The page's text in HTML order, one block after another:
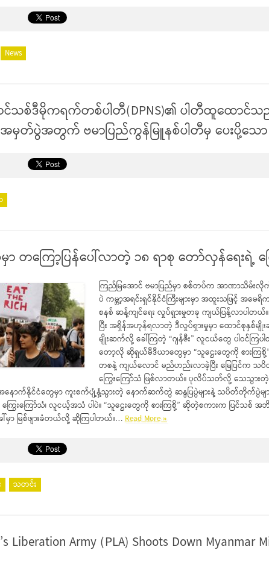
News
သစ်ဒီမိုကရက်တစ်ပါတီ(DPNS)၏ ပါတီထူထောင်သ
မှတ်ပွဲအတွက် ဗမာပြည်ကွန်မြူနစ်ပါတီမှ ပေးပို့သ
မှာ တကြော့ပြန်ပေါ်လာတဲ့ ၁၈ ရာစု တော်လှန်ရေးရဲ့
ကြည်မြအောင် ဗမာပြည်မှာ စစ်တပ်က အာဏာသိမ်းလို
ပဲ ကမ္ဘာ့အရင်းရှင်နိုင်ငံကြီးများမှာ အထူးသဖြင့် အမေ
စနစ် ဆန့်ကျင်ရေး လှုပ်ရှားမှုတခု ကျယ်ပြန့်လာပါတယ်။
ပြီး အရှိန်အဟုန်ရလာတဲ့ ဒီလှုပ်ရှားမှုမှာ ထောင်စုနှစ်မျိုး
မျိုးဆက်လို့‌ ခေါ်ကြတဲ့ “ဂျန်ဇီး” လူငယ်တွေ ပါဝင်က
တော့လို ဆိုရှယ်မီဒီယာတွေမှာ “သူဌေးတွေကို စားကြ
တစနဲ့ ကျယ်လောင် မည်ဟည်းလာခဲ့ပြီး မြေပြင်က
ကြွေးကြော်သံ ဖြစ်လာတယ်။ ပုလိပ်သတ်လို့ သေသွား
ောက်နိုင်ငံတွေမှာ ကူးစက်ပျံ့နှံ့သွားတဲ့ နောက်ဆက်တွဲ ဆန္ဒပြပွဲများနဲ့ သပိတ်တိုက်ပွဲမျ
းကြော်သံ၊ လူငယ့်အသံ ပါပဲ။ “သူဌေးတွေကို စားကြစို့” ဆိုတဲ့စကားက ပြင်သစ် အဘိ
မှာ မြစ်ဖျားခံတယ်လို့ ဆိုကြပါတယ်။…Read More »
သတင်း
Liberation Army (PLA) Shoots Down Myanmar